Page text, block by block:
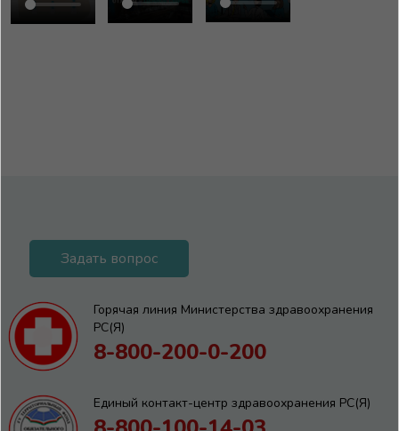
Задать вопрос
Горячая линия Министерства здравоохранения
РС(Я)
8-800-200-0-200
Единый контакт-центр здравоохранения РС(Я)